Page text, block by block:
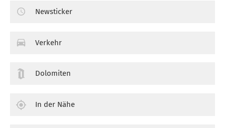
Newsticker
Verkehr
Dolomiten
In der Nähe